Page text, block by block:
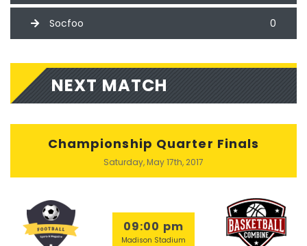
Socfoo 0
NEXT MATCH
Championship Quarter Finals
Saturday, May 17th, 2017
09:00 pm
Madison Stadium